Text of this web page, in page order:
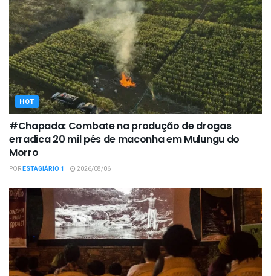
HOT
#Chapada: Combate na produção de drogas
erradica 20 mil pés de maconha em Mulungu do
Morro
PORESTAGIÁRIO 1 2026/08/06